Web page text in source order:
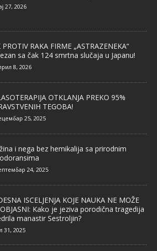
27, 2026
PROTIV RAKA FIRME „ASTRAZENEKA“
sa čak 124 smrtna slučaja u Japanu!
8, 2026
OTKLANJA PREKO 95%
TEGOBA!
25, 2025
i nega bez hemikalija sa prirodnim
24, 2025
ISCELJENJA KOJE NAUKA NE MOŽE
Kako je jeziva porodična tragedija
manastir Sestroljin?
31, 2025